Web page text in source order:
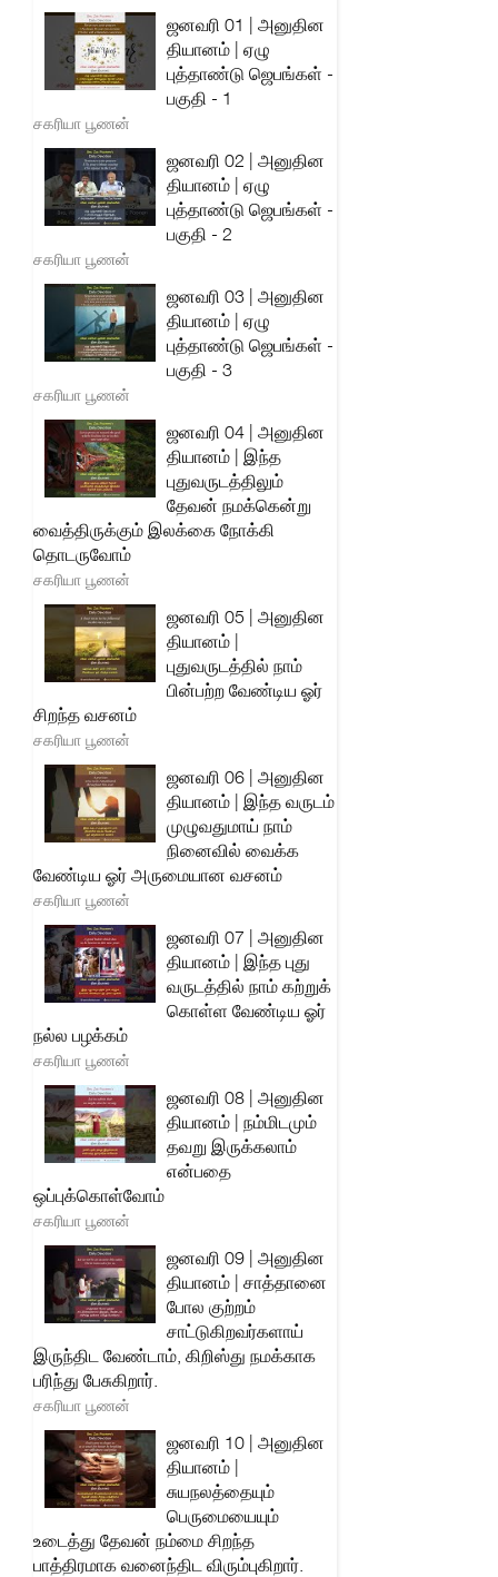
ஜனவரி 01 | அனுதின
தியானம் | ஏழு
புத்தாண்டு ஜெபங்கள் -
பகுதி - 1
சகரியா பூணன்
ஜனவரி 02 | அனுதின
தியானம் | ஏழு
புத்தாண்டு ஜெபங்கள் -
பகுதி - 2
சகரியா பூணன்
ஜனவரி 03 | அனுதின
தியானம் | ஏழு
புத்தாண்டு ஜெபங்கள் -
பகுதி - 3
சகரியா பூணன்
ஜனவரி 04 | அனுதின
தியானம் | இந்த
புதுவருடத்திலும்
தேவன் நமக்கென்று
வைத்திருக்கும் இலக்கை நோக்கி
தொடருவோம்
சகரியா பூணன்
ஜனவரி 05 | அனுதின
தியானம் |
புதுவருடத்தில் நாம்
பின்பற்ற வேண்டிய ஓர்
சிறந்த வசனம்
சகரியா பூணன்
ஜனவரி 06 | அனுதின
தியானம் | இந்த வருடம்
முழுவதுமாய் நாம்
நினைவில் வைக்க
வேண்டிய ஓர் அருமையான வசனம்
சகரியா பூணன்
ஜனவரி 07 | அனுதின
தியானம் | இந்த புது
வருடத்தில் நாம் கற்றுக்
கொள்ள வேண்டிய ஓர்
நல்ல பழக்கம்
சகரியா பூணன்
ஜனவரி 08 | அனுதின
தியானம் | நம்மிடமும்
தவறு இருக்கலாம்
என்பதை
ஒப்புக்கொள்வோம்
சகரியா பூணன்
ஜனவரி 09 | அனுதின
தியானம் | சாத்தானை
போல குற்றம்
சாட்டுகிறவர்களாய்
இருந்திட வேண்டாம், கிறிஸ்து நமக்காக
பரிந்து பேசுகிறார்.
சகரியா பூணன்
ஜனவரி 10 | அனுதின
தியானம் |
சுயநலத்தையும்
பெருமையையும்
உடைத்து தேவன் நம்மை சிறந்த
பாத்திரமாக வனைந்திட விரும்புகிறார்.